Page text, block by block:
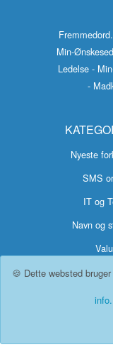
Min-
Ledelse -
-
Nyeste
SMS
IT og
Navn og
🍪 Dette websted